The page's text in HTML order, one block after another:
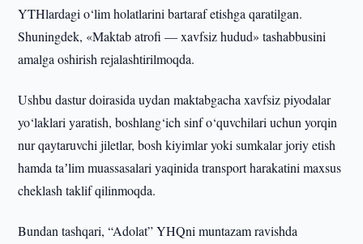
YTHlardagi o‘lim holatlarini bartaraf etishga qaratilgan.
Shuningdek, «Maktab atrofi — xavfsiz hudud» tashabbusini
amalga oshirish rejalashtirilmoqda.
Ushbu dastur doirasida uydan maktabgacha xavfsiz piyodalar
yo‘laklari yaratish, boshlang‘ich sinf o‘quvchilari uchun yorqin
nur qaytaruvchi jiletlar, bosh kiyimlar yoki sumkalar joriy etish
hamda taʼlim muassasalari yaqinida transport harakatini maxsus
cheklash taklif qilinmoqda.
Bundan tashqari, “Adolat” YHQni muntazam ravishda